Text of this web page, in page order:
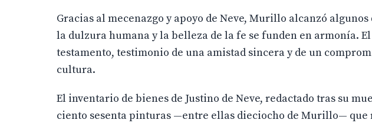
Gracias al mecenazgo y apoyo de Neve, Murillo alcanzó
la dulzura humana y la belleza de la fe se funden en armonía.
testamento, testimonio de una amistad sincera y de un
cultura.
El inventario de bienes de Justino de Neve, redactado tras su
ciento sesenta pinturas —entre ellas dieciocho de Murillo— que